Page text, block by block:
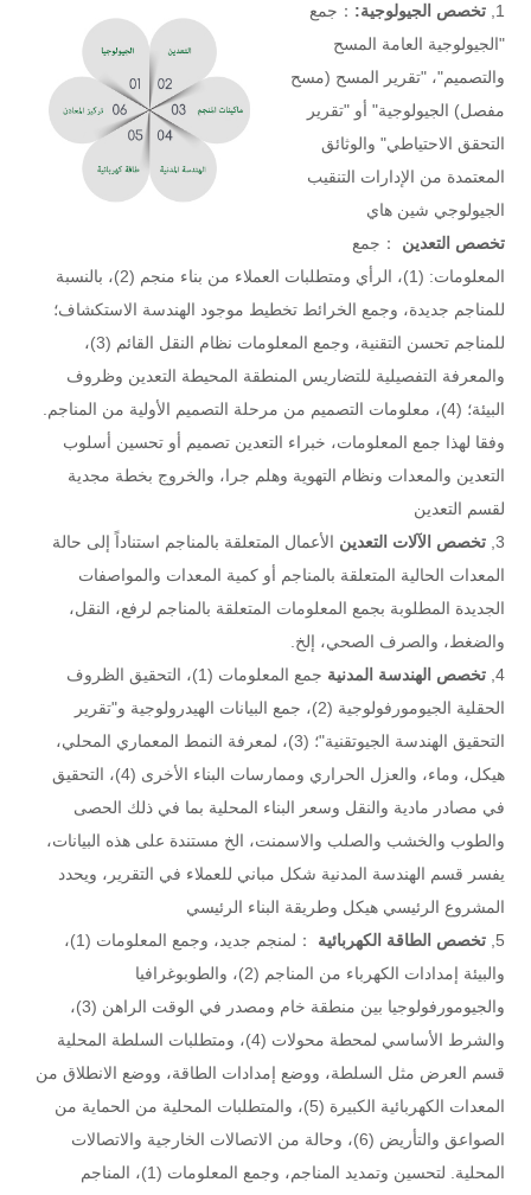
1, تخصص الجيولوجية: ：جمع
"الجيولوجية العامة المسح
والتصميم"، "تقرير المسح (مسح
مفصل) الجيولوجية" أو "تقرير
التحقق الاحتياطي" والوثائق
المعتمدة من الإدارات التنقيب
الجيولوجي شين هاي
تخصص التعدين
：جمع
المعلومات: (1)، الرأي ومتطلبات العملاء من بناء منجم (2)، بالنسبة
للمناجم جديدة، وجمع الخرائط تخطيط موجود الهندسة الاستكشاف؛
للمناجم تحسن التقنية، وجمع المعلومات نظام النقل القائم (3)،
والمعرفة التفصيلية للتضاريس المنطقة المحيطة التعدين وظروف
البيئة؛ (4)، معلومات التصميم من مرحلة التصميم الأولية من المناجم.
وفقا لهذا جمع المعلومات، خبراء التعدين تصميم أو تحسين أسلوب
التعدين والمعدات ونظام التهوية وهلم جرا، والخروج بخطة مجدية
لقسم التعدين
3, تخصص الآلات التعدين الأعمال المتعلقة بالمناجم استناداً إلى حالة
المعدات الحالية المتعلقة بالمناجم أو كمية المعدات والمواصفات
الجديدة المطلوبة بجمع المعلومات المتعلقة بالمناجم لرفع، النقل،
والضغط، والصرف الصحي، إلخ.
4, تخصص الهندسة المدنية
جمع المعلومات (1)، التحقيق الظروف
الحقلية الجيومورفولوجية (2)، جمع البيانات الهيدرولوجية و"تقرير
التحقيق الهندسة الجيوتقنية"؛ (3)، لمعرفة النمط المعماري المحلي،
هيكل، وماء، والعزل الحراري وممارسات البناء الأخرى (4)، التحقيق
في مصادر مادية والنقل وسعر البناء المحلية بما في ذلك الحصى
والطوب والخشب والصلب والاسمنت، الخ مستندة على هذه البيانات،
يفسر قسم الهندسة المدنية شكل مباني للعملاء في التقرير، ويحدد
المشروع الرئيسي هيكل وطريقة البناء الرئيسي
5, تخصص الطاقة الكهربائية
：لمنجم جديد، وجمع المعلومات (1)،
والبيئة إمدادات الكهرباء من المناجم (2)، والطوبوغرافيا
والجيومورفولوجيا بين منطقة خام ومصدر في الوقت الراهن (3)،
والشرط الأساسي لمحطة محولات (4)، ومتطلبات السلطة المحلية
قسم العرض مثل السلطة، ووضع إمدادات الطاقة، ووضع الانطلاق من
المعدات الكهربائية الكبيرة (5)، والمتطلبات المحلية من الحماية من
الصواعق والتأريض (6)، وحالة من الاتصالات الخارجية والاتصالات
المحلية. لتحسين وتمديد المناجم، وجمع المعلومات (1)، المناجم